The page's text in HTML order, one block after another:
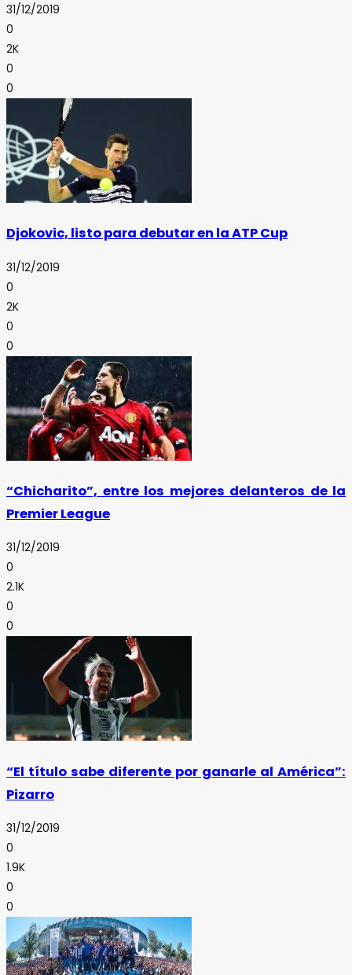
31/12/2019
0
2K
0
0
Djokovic, listo para debutar en la ATP Cup
31/12/2019
0
2K
0
0
“Chicharito”, entre los mejores delanteros de la
Premier League
31/12/2019
0
2.1K
0
0
“El título sabe diferente por ganarle al América”:
Pizarro
31/12/2019
0
1.9K
0
0